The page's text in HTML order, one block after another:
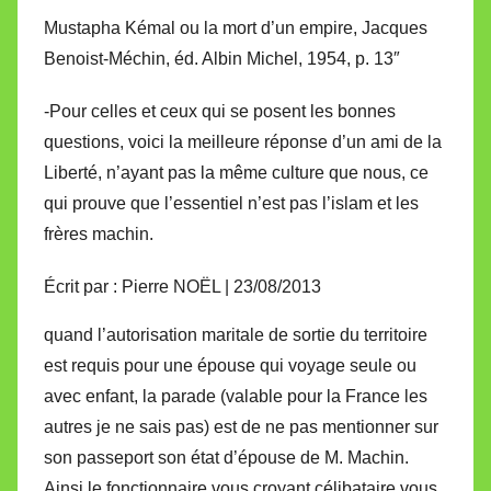
Mustapha Kémal ou la mort d’un empire, Jacques
Benoist-Méchin, éd. Albin Michel, 1954, p. 13″
-Pour celles et ceux qui se posent les bonnes
questions, voici la meilleure réponse d’un ami de la
Liberté, n’ayant pas la même culture que nous, ce
qui prouve que l’essentiel n’est pas l’islam et les
frères machin.
Écrit par : Pierre NOËL | 23/08/2013
quand l’autorisation maritale de sortie du territoire
est requis pour une épouse qui voyage seule ou
avec enfant, la parade (valable pour la France les
autres je ne sais pas) est de ne pas mentionner sur
son passeport son état d’épouse de M. Machin.